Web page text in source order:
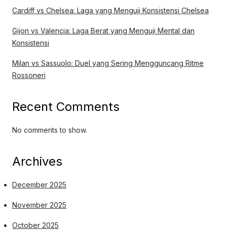
Cardiff vs Chelsea: Laga yang Menguji Konsistensi Chelsea
Gijon vs Valencia: Laga Berat yang Menguji Mental dan
Konsistensi
Milan vs Sassuolo: Duel yang Sering Mengguncang Ritme
Rossoneri
Recent Comments
No comments to show.
Archives
December 2025
November 2025
October 2025